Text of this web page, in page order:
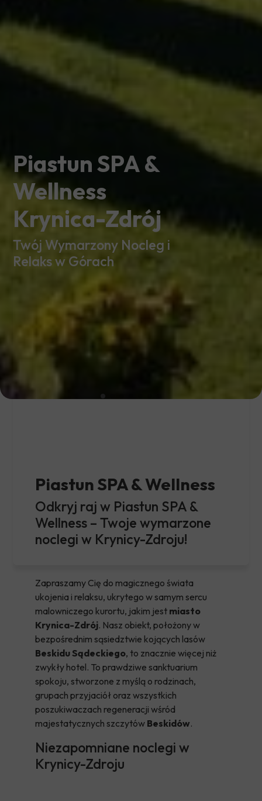
Piastun SPA &
Wellness
Krynica-Zdrój
Twój Wymarzony Nocleg i
Relaks w Górach
Piastun SPA & Wellness
Odkryj raj w Piastun SPA &
Wellness – Twoje wymarzone
noclegi w Krynicy-Zdroju!
Zapraszamy Cię do magicznego świata
ukojenia i relaksu, ukrytego w samym sercu
malowniczego kurortu, jakim jest miasto
Krynica-Zdrój. Nasz obiekt, położony w
bezpośrednim sąsiedztwie kojących lasów
Beskidu Sądeckiego, to znacznie więcej niż
zwykły hotel. To prawdziwe sanktuarium
spokoju, stworzone z myślą o rodzinach,
grupach przyjaciół oraz wszystkich
poszukiwaczach regeneracji wśród
majestatycznych szczytów Beskidów.
Niezapomniane noclegi w
Krynicy-Zdroju